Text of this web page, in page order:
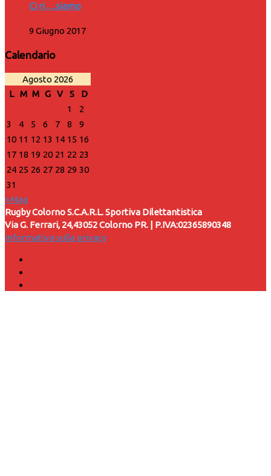
Ci ri….siamo
9 Giugno 2017
Calendario
Agosto 2026
L M M G V S
D
1
2
3
4 5 6 7 8
9
10 11 12 13 14 15 16
17 18 19 20 21 22 23
24 25 26 27 28 29 30
31
« Mag
Rugby Colorno S.C.A.R.L. Sportiva Dilettantistica
Via G. Ferrari, 24,43052 Colorno PR. | P.IVA:02365890348
Informativa sulla privacy